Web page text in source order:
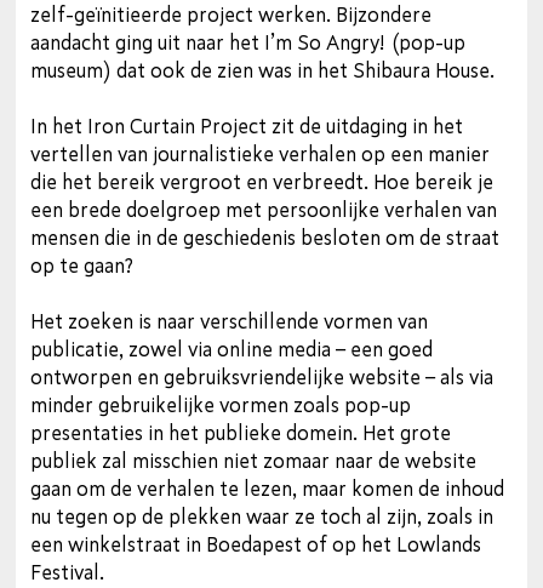
zelf-geïnitieerde project werken. Bijzondere
aandacht ging uit naar het I’m So Angry! (pop-up
museum) dat ook de zien was in het Shibaura House.
In het Iron Curtain Project zit de uitdaging in het
vertellen van journalistieke verhalen op een manier
die het bereik vergroot en verbreedt. Hoe bereik je
een brede doelgroep met persoonlijke verhalen van
mensen die in de geschiedenis besloten om de straat
op te gaan?
Het zoeken is naar verschillende vormen van
publicatie, zowel via online media – een goed
ontworpen en gebruiksvriendelijke website – als via
minder gebruikelijke vormen zoals pop-up
presentaties in het publieke domein. Het grote
publiek zal misschien niet zomaar naar de website
gaan om de verhalen te lezen, maar komen de inhoud
nu tegen op de plekken waar ze toch al zijn, zoals in
een winkelstraat in Boedapest of op het Lowlands
Festival.